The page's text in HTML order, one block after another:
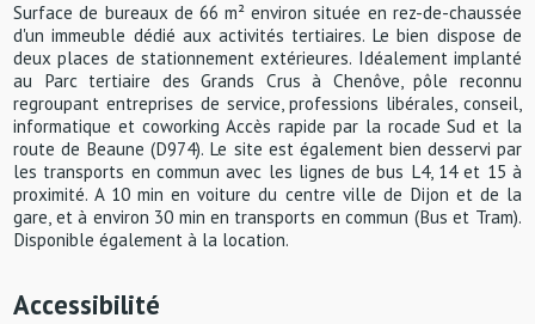
Surface de bureaux de 66 m² environ située en rez-de-chaussée
d'un immeuble dédié aux activités tertiaires. Le bien dispose de
deux places de stationnement extérieures. Idéalement implanté
au Parc tertiaire des Grands Crus à Chenôve, pôle reconnu
regroupant entreprises de service, professions libérales, conseil,
informatique et coworking Accès rapide par la rocade Sud et la
route de Beaune (D974). Le site est également bien desservi par
les transports en commun avec les lignes de bus L4, 14 et 15 à
proximité. A 10 min en voiture du centre ville de Dijon et de la
gare, et à environ 30 min en transports en commun (Bus et Tram).
Disponible également à la location.
Accessibilité